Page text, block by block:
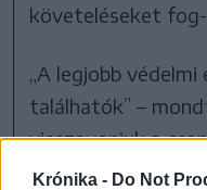
Krónika - Do Not
követeléseket
„A legjobb
találhatók” –
visszavonjuk a